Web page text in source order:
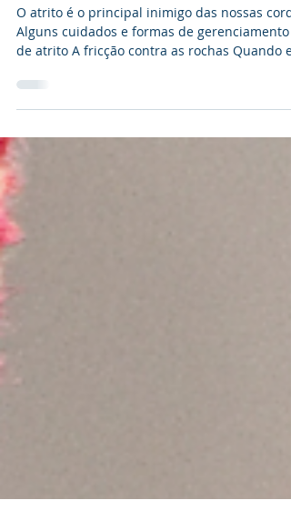
Ávila
27 de jul. de 2022
2 min de leitura
Gerenciamento de atrito
O atrito é o principal inimigo das nossas
Alguns cuidados e formas de gerenciamento